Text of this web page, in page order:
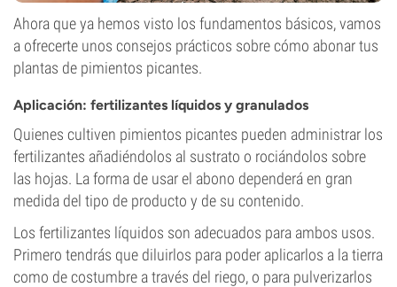
Ahora que ya hemos visto los fundamentos básicos, vamos
a ofrecerte unos consejos prácticos sobre cómo abonar tus
plantas de pimientos picantes.
Aplicación: fertilizantes líquidos y granulados
Quienes cultiven pimientos picantes pueden administrar los
fertilizantes añadiéndolos al sustrato o rociándolos sobre
las hojas. La forma de usar el abono dependerá en gran
medida del tipo de producto y de su contenido.
Los fertilizantes líquidos son adecuados para ambos usos.
Primero tendrás que diluirlos para poder aplicarlos a la tierra
como de costumbre a través del riego, o para pulverizarlos